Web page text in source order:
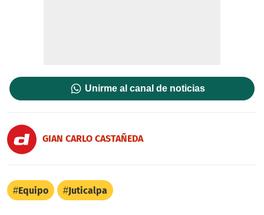
Unirme al canal de noticias
GIAN CARLO CASTAÑEDA
Equipo Juticalpa